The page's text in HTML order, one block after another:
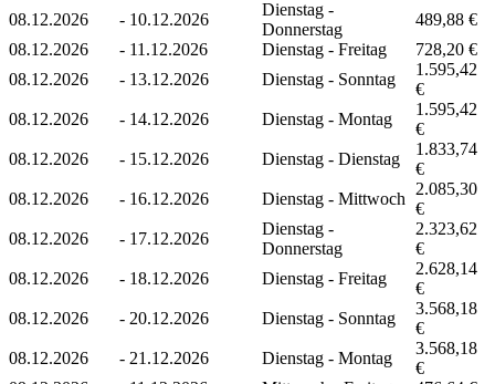
08.12.2026
- 10.12.2026
Dienstag -
Donnerstag
489,88 €
08.12.2026
- 11.12.2026 Dienstag - Freitag
728,20 €
08.12.2026
- 13.12.2026 Dienstag - Sonntag
1.595,42
€
08.12.2026
- 14.12.2026 Dienstag - Montag
1.595,42
€
08.12.2026
- 15.12.2026 Dienstag - Dienstag
1.833,74
€
08.12.2026
- 16.12.2026 Dienstag - Mittwoch
2.085,30
€
08.12.2026
- 17.12.2026
Dienstag -
Donnerstag
2.323,62
€
08.12.2026
- 18.12.2026 Dienstag - Freitag
2.628,14
€
08.12.2026
- 20.12.2026 Dienstag - Sonntag
3.568,18
€
08.12.2026
- 21.12.2026 Dienstag - Montag
3.568,18
€